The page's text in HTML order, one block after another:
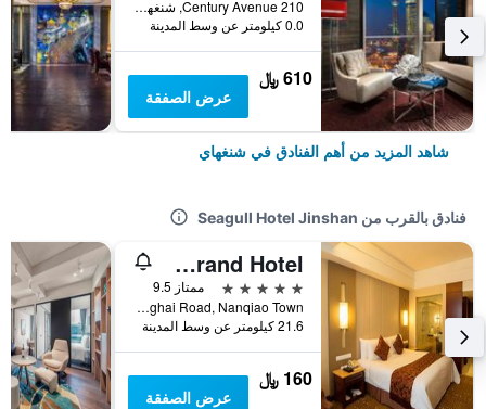
210 Century Avenue, شنغهاي, الصين
0.0 كيلومتر عن وسط المدينة
610 ﷼
عرض الصفقة
شاهد المزيد من أهم الفنادق في شنغهاي
فنادق بالقرب من Seagull Hotel Jinshan
Shanghai Yuehua Grand Hotel
5 نجوم
ممتاز 9.5
No.229 Jianghai Road, Nanqiao Town, شنغهاي, الصين
21.6 كيلومتر عن وسط المدينة
160 ﷼
عرض الصفقة